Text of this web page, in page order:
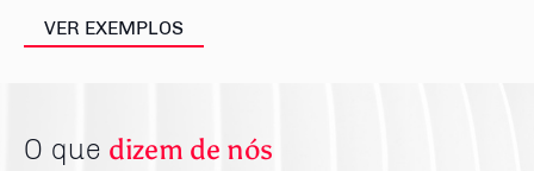
VER EXEMPLOS
O que dizem de nós